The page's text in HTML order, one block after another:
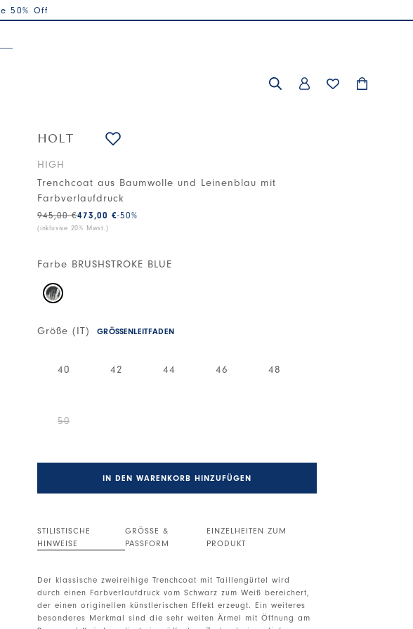
50% Off
HOLT
HIGH
Trenchcoat aus Baumwolle und Leinenblau mit
Farbverlaufdruck
473,00 €
945,00 € -50%
(inklusive 20% Mwst.)
Farbe BRUSHSTROKE BLUE
Größe (IT) GRÖSSENLEITFADEN
40 42 44 46 48
50
IN DEN WARENKORB HINZUFÜGEN
STILISTISCHE
HINWEISE
GRÖSSE &
PASSFORM
EINZELHEITEN ZUM
PRODUKT
Der klassische zweireihige Trenchcoat mit Taillengürtel wird
durch einen Farbverlaufdruck vom Schwarz zum Weiß bereichert,
der einen originellen künstlerischen Effekt erzeugt. Ein weiteres
besonderes Merkmal sind die sehr weiten Ärmel mit Öffnung am